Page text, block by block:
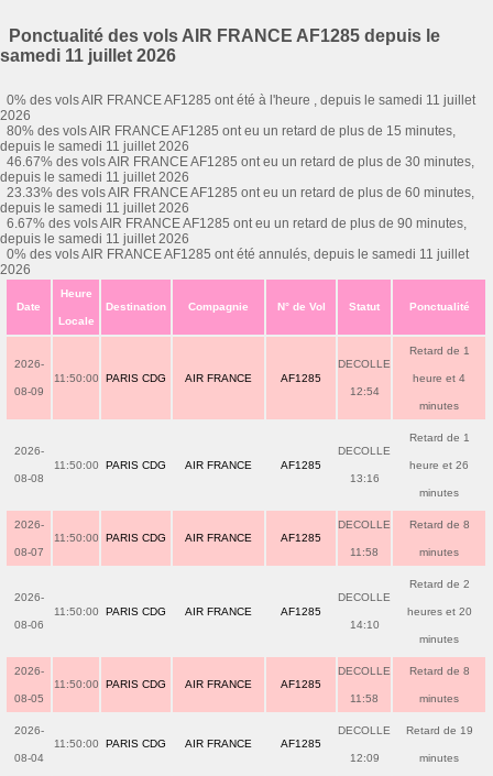
Ponctualité des vols AIR FRANCE AF1285 depuis le
samedi 11 juillet 2026
0% des vols AIR FRANCE AF1285 ont été à l'heure , depuis le samedi 11 juillet
2026
80% des vols AIR FRANCE AF1285 ont eu un retard de plus de 15 minutes,
depuis le samedi 11 juillet 2026
46.67% des vols AIR FRANCE AF1285 ont eu un retard de plus de 30 minutes,
depuis le samedi 11 juillet 2026
23.33% des vols AIR FRANCE AF1285 ont eu un retard de plus de 60 minutes,
depuis le samedi 11 juillet 2026
6.67% des vols AIR FRANCE AF1285 ont eu un retard de plus de 90 minutes,
depuis le samedi 11 juillet 2026
0% des vols AIR FRANCE AF1285 ont été annulés, depuis le samedi 11 juillet
2026
Date
Heure
Locale
Destination Compagnie N° de Vol Statut Ponctualité
2026-
08-09
11:50:00 PARIS CDG AIR FRANCE AF1285
DECOLLE
12:54
Retard de 1
heure et 4
minutes
2026-
08-08
11:50:00 PARIS CDG AIR FRANCE AF1285
DECOLLE
13:16
Retard de 1
heure et 26
minutes
2026-
08-07
11:50:00 PARIS CDG AIR FRANCE AF1285
DECOLLE
11:58
Retard de 8
minutes
2026-
08-06
11:50:00 PARIS CDG AIR FRANCE AF1285
DECOLLE
14:10
Retard de 2
heures et 20
minutes
2026-
08-05
11:50:00 PARIS CDG AIR FRANCE AF1285
DECOLLE
11:58
Retard de 8
minutes
2026-
08-04
11:50:00 PARIS CDG AIR FRANCE AF1285
DECOLLE
12:09
Retard de 19
minutes